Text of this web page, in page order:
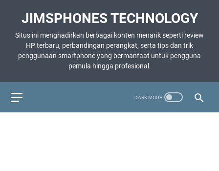
JIMSPHONES TECHNOLOGY
Situs ini menghadirkan berbagai konten menarik seperti review
HP terbaru, perbandingan perangkat, serta tips dan trik
penggunaan smartphone yang bermanfaat untuk pengguna
pemula hingga profesional.